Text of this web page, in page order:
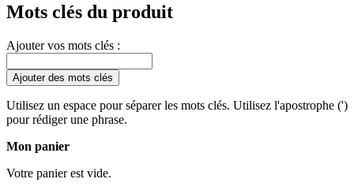
Mots clés du produit
Ajouter vos mots clés :
Ajouter des mots clés
Utilisez un espace pour séparer les mots clés. Utilisez l'apostrophe (')
pour rédiger une phrase.
Mon panier
Votre panier est vide.